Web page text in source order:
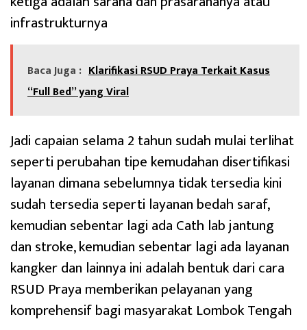
infrastrukturnya
Baca Juga : Klarifikasi RSUD Praya Terkait Kasus
“Full Bed” yang Viral
Jadi capaian selama 2 tahun sudah mulai terlihat
seperti perubahan tipe kemudahan disertifikasi
layanan dimana sebelumnya tidak tersedia kini
sudah tersedia seperti layanan bedah saraf,
kemudian sebentar lagi ada Cath lab jantung
dan stroke, kemudian sebentar lagi ada layanan
kangker dan lainnya ini adalah bentuk dari cara
RSUD Praya memberikan pelayanan yang
komprehensif bagi masyarakat Lombok Tengah